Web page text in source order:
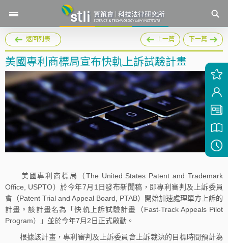
返回列表 上一篇 下一篇
美國專利商標局宣布快軌上訴試驗計畫
美國專利商標局（The United States Patent and Trademark
Office, USPTO）於今年7月1日發布新聞稿，即專利審判及上訴委員
會（Patent Trial and Appeal Board, PTAB）開始加速處理單方上訴的
計畫。該計畫名為「快軌上訴試驗計畫（Fast-Track Appeals Pilot
Program）」並於今年7月2日正式啟動。
根據該計畫，專利審判及上訴委員會上訴裁決的目標時間預計為